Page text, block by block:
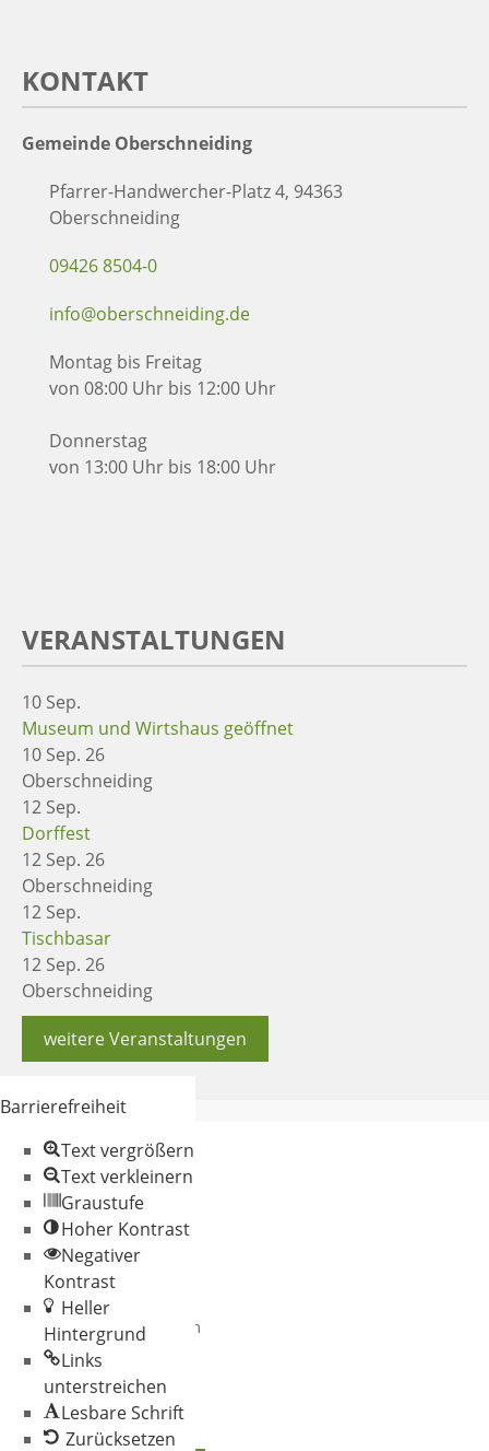
KONTAKT
Gemeinde Oberschneiding
Pfarrer-Handwercher-Platz 4, 94363
Oberschneiding
09426 8504-0
info@oberschneiding.de
Montag bis Freitag
von 08:00 Uhr bis 12:00 Uhr
Donnerstag
von 13:00 Uhr bis 18:00 Uhr
VERANSTALTUNGEN
10 Sep.
Museum und Wirtshaus geöffnet
10 Sep. 26
Oberschneiding
12 Sep.
Dorffest
12 Sep. 26
Oberschneiding
12 Sep.
Tischbasar
12 Sep. 26
Oberschneiding
weitere Veranstaltungen
© 2026 Gemeinde
Oberschneiding
Datenschutz
Impressum
Barrierefreiheit
Text vergrößern
Text verkleinern
Graustufe
Hoher Kontrast
Negativer
Kontrast
Heller
Hintergrund
Links
unterstreichen
Lesbare Schrift
Zurücksetzen